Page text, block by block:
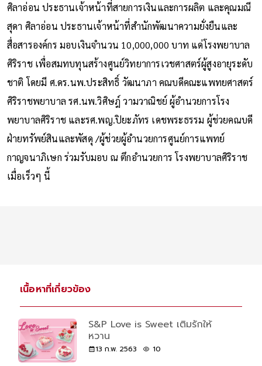
ศิลาอ่อน ประธานเจ้าหน้าที่สายการเงินและการผลิต และคุณมณี
สุดา ศิลาอ่อน ประธานเจ้าหน้าที่สำนักพัฒนาความยั่งยืนและ
สื่อสารองค์กร มอบเงินจำนวน 10,000,000 บาท แด่โรงพยาบาล
ศิริราช เพื่อสมทบทุนสร้างศูนย์วิทยาการเวชศาสตร์ผู้สูงอายุระดับ
ชาติ โดยมี ศ.ดร.นพ.ประสิทธิ์ วัฒนาภา คณบดีคณะแพทยศาสตร์
ศิริราชพยาบาล รศ.นพ.วิศิษฎ์ วามวาณิชย์ ผู้อำนวยการโรง
พยาบาลศิริราช และรศ.พญ.ปิยะภัทร เดชพระธรรม ผู้ช่วยคณบดี
ฝ่ายทรัพย์สินและพัสดุ /ผู้ช่วยผู้อำนวยการศูนย์การแพทย์
กาญจนาภิเษก ร่วมรับมอบ ณ ตึกอำนวยการ โรงพยาบาลศิริราช
เมื่อเร็วๆ นี้
เนื้อหาที่เกี่ยวข้อง
S&P Love is Sweet เติมรักให้
หวาน
13 ก.พ. 2563 10